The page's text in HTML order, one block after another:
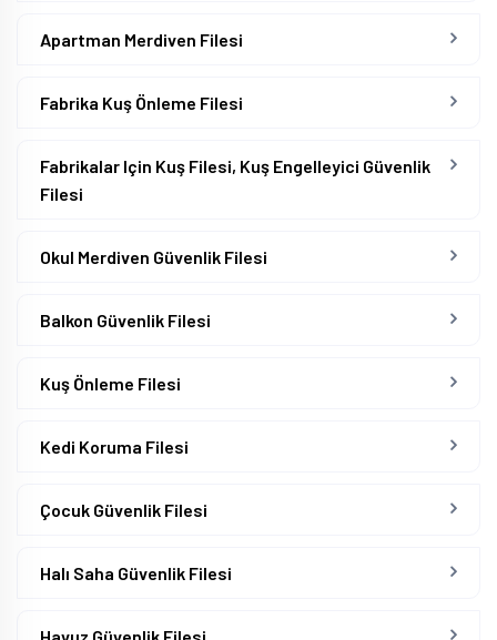
Apartman Merdiven Filesi
Fabrika Kuş Önleme Filesi
Fabrikalar Için Kuş Filesi, Kuş Engelleyici Güvenlik
Filesi
Okul Merdiven Güvenlik Filesi
Balkon Güvenlik Filesi
Kuş Önleme Filesi
Kedi Koruma Filesi
Çocuk Güvenlik Filesi
Halı Saha Güvenlik Filesi